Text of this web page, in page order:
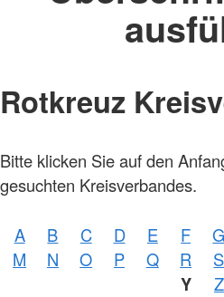
Rotkreuz
Bitte klicken Sie auf den
gesuchten Kreisverbandes.
A B C D E F G
M
N O P Q R S
Y Z